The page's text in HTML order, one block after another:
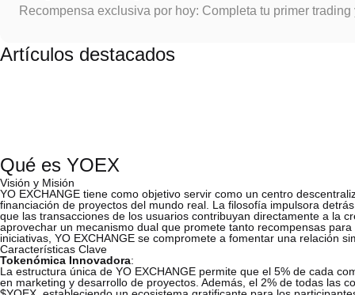
Recompensa exclusiva por hoy: Completa tu primer
Artículos destacados
Qué es YOEX
Visión y Misión
YO EXCHANGE tiene como objetivo servir como un centro
financiación de proyectos del mundo real. La filosofía impulsora
que las transacciones de los usuarios contribuyan directamente a la
aprovechar un mecanismo dual que promete tanto recompensas
iniciativas, YO EXCHANGE se compromete a fomentar una relación
Características Clave
Tokenómica Innovadora:
La estructura única de YO EXCHANGE permite que el 5% de cada
en marketing y desarrollo de proyectos. Además, el 2% de todas las